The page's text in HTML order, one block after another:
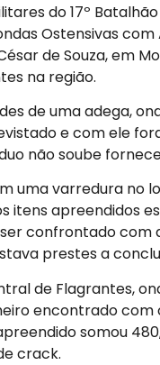
do 17º
Ostensivas
de Souza, em
na região.
de uma adega,
e com ele
não soube
uma varredura
itens apreendidos
confrontado
prestes a
de Flagrantes,
encontrado com
somou
crack.